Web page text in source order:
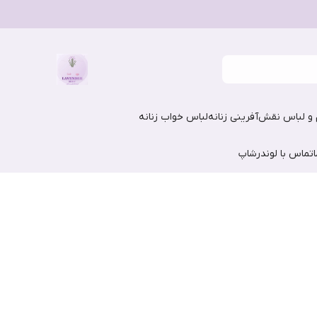
و لباس نقش‌آفرینی زنانهلباس خواب زنانه
تماس با لوندرشاپ